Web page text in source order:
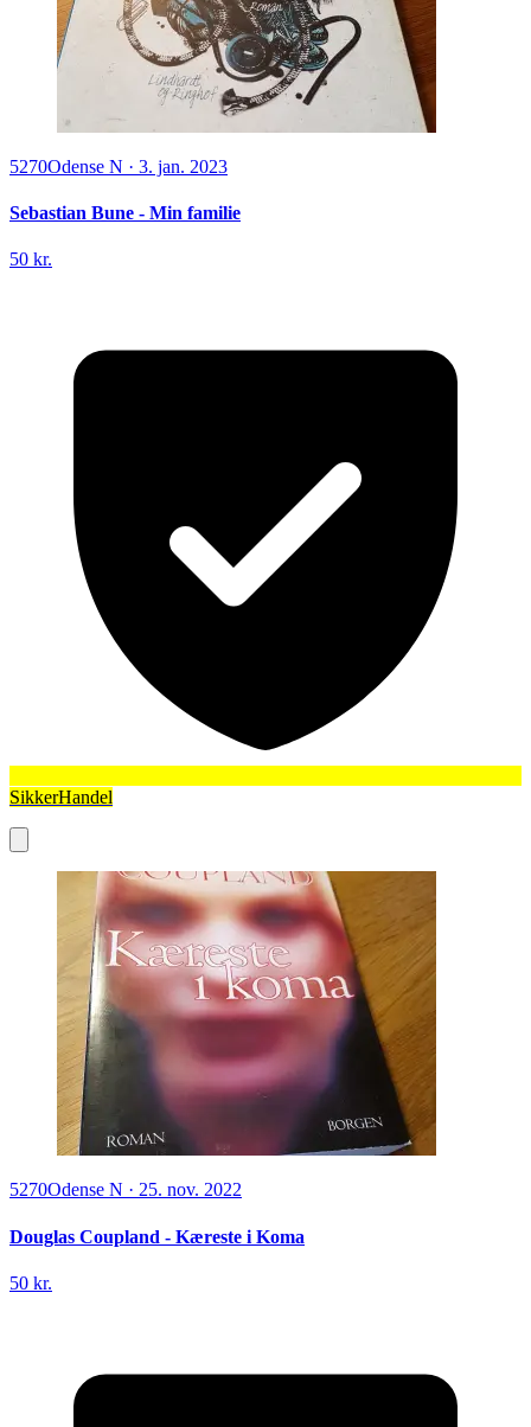
5270Odense N · 3. jan. 2023
Sebastian Bune - Min familie
50 kr.
SikkerHandel
5270Odense N · 25. nov. 2022
Douglas Coupland - Kæreste i Koma
50 kr.